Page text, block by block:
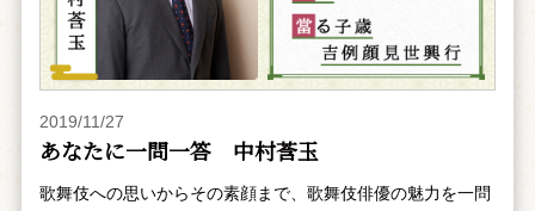
2019/11/27
あなたに一問一答 中村莟玉
歌舞伎への思いからその素顔まで、歌舞伎俳優の魅力を一問